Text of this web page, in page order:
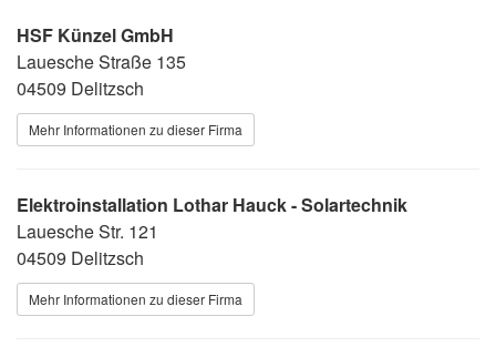
HSF Künzel GmbH
Lauesche Straße 135
04509 Delitzsch
Mehr Informationen zu dieser Firma
Elektroinstallation Lothar Hauck - Solartechnik
Lauesche Str. 121
04509 Delitzsch
Mehr Informationen zu dieser Firma